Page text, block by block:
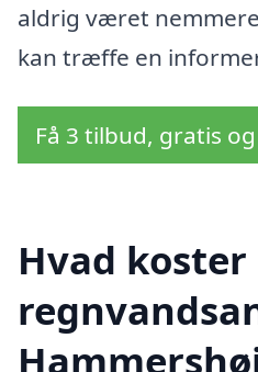
aldrig været
kan træffe en
Få 3 tilbud, gratis
Hvad koster